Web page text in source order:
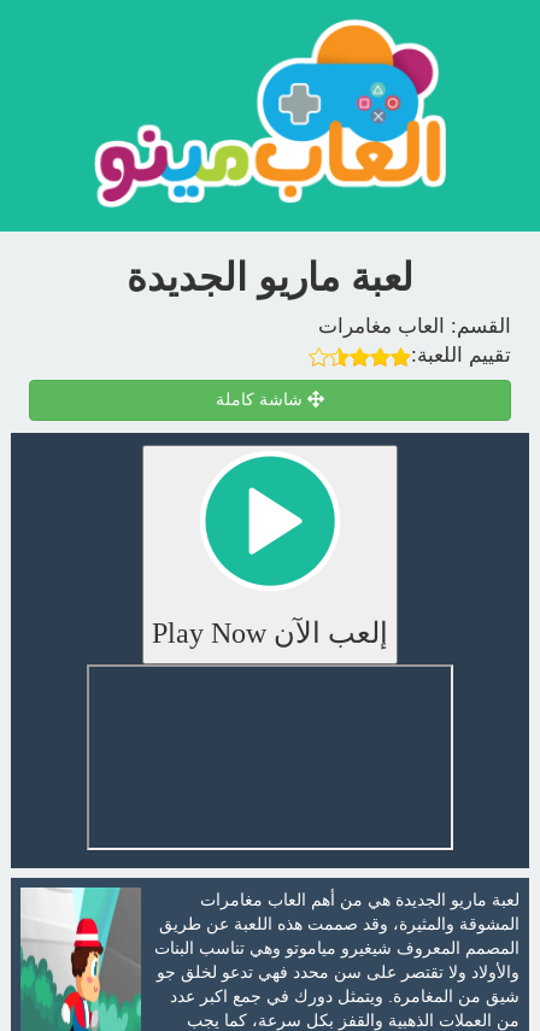
لعبة ماريو الجديدة
القسم:
العاب مغامرات
تقييم اللعبة:
شاشة كاملة
إلعب الآن Play Now
لعبة ماريو الجديدة هي من أهم العاب مغامرات
المشوقة والمثيرة، وقد صممت هذه اللعبة عن طريق
المصمم المعروف شيغيرو مياموتو وهي تناسب البنات
والأولاد ولا تقتصر على سن محدد فهي تدعو لخلق جو
شيق من المغامرة. ويتمثل دورك في جمع اكبر عدد
من العملات الذهبية والقفز بكل سرعة، كما يجب